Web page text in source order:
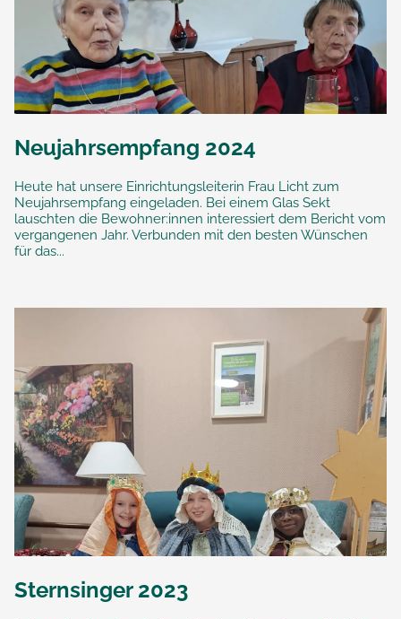
Neujahrsempfang 2024
Heute hat unsere Einrichtungsleiterin Frau Licht zum
Neujahrsempfang eingeladen. Bei einem Glas Sekt
lauschten die Bewohner:innen interessiert dem Bericht vom
vergangenen Jahr. Verbunden mit den besten Wünschen
für das...
Sternsinger 2023